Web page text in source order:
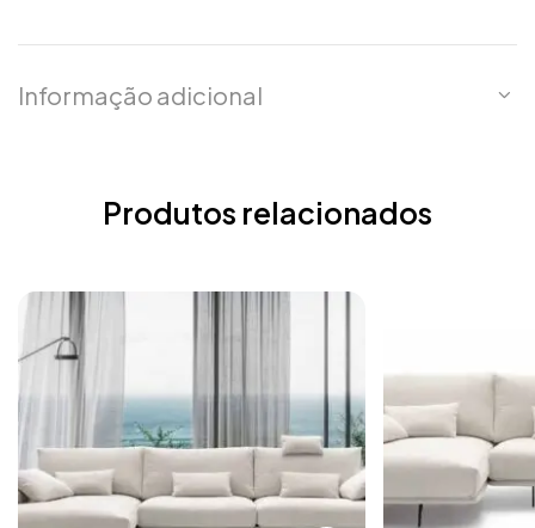
Informação adicional
Produtos relacionados